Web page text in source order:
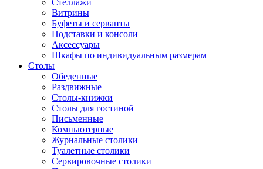
Стеллажи
Витрины
Буфеты и серванты
Подставки и консоли
Аксессуары
Шкафы по индивидуальным размерам
Столы
Обеденные
Раздвижные
Столы-книжки
Столы для гостиной
Письменные
Компьютерные
Журнальные столики
Туалетные столики
Сервировочные столики